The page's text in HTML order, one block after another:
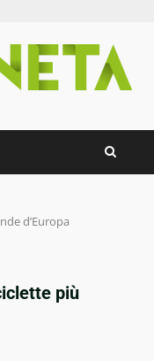
d’Europa
più